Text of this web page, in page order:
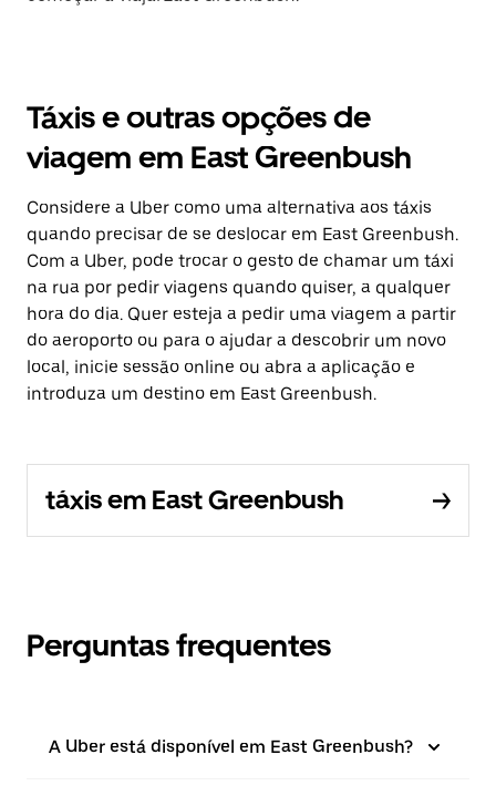
Táxis e outras opções de
viagem em East Greenbush
Considere a Uber como uma alternativa aos táxis
quando precisar de se deslocar em East Greenbush.
Com a Uber, pode trocar o gesto de chamar um táxi
na rua por pedir viagens quando quiser, a qualquer
hora do dia. Quer esteja a pedir uma viagem a partir
do aeroporto ou para o ajudar a descobrir um novo
local, inicie sessão online ou abra a aplicação e
introduza um destino em East Greenbush.
táxis em East Greenbush
Perguntas frequentes
A Uber está disponível em East Greenbush?